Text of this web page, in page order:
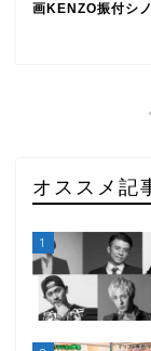
画KENZO振付シ
オススメ記
1